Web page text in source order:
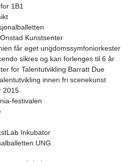
1B1
Kunstsenter
får eget ungdomssymfoniorkester
sikres og kan forlenges til 6 år
for Talentutvikling Barratt Due
innen fri scenekunst
2015
festivalen
Inkubator
UNG